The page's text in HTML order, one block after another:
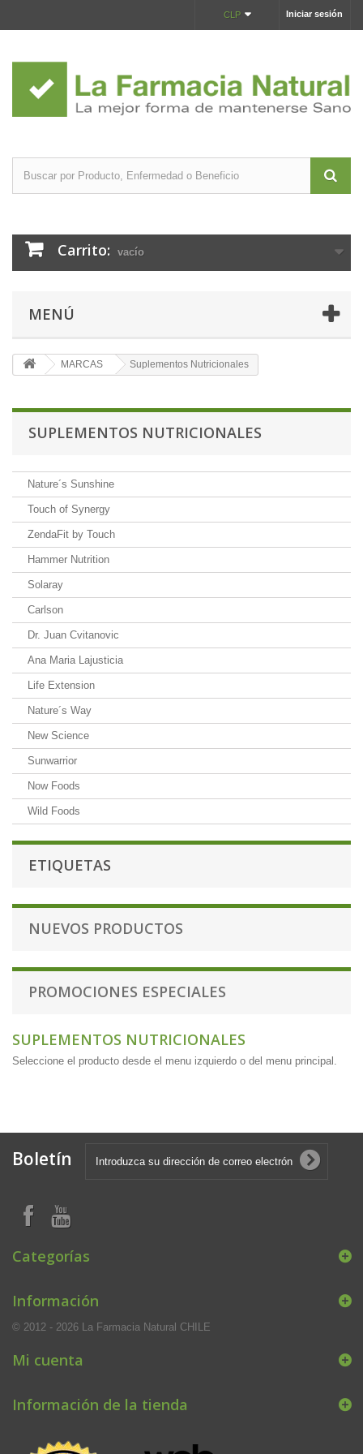
Iniciar sesión
CLP
Carrito: vacío
MENÚ
MARCAS Suplementos Nutricionales
SUPLEMENTOS NUTRICIONALES
Nature´s Sunshine
Touch of Synergy
ZendaFit by Touch
Hammer Nutrition
Solaray
Carlson
Dr. Juan Cvitanovic
Ana Maria Lajusticia
Life Extension
Nature´s Way
New Science
Sunwarrior
Now Foods
Wild Foods
ETIQUETAS
NUEVOS PRODUCTOS
PROMOCIONES ESPECIALES
SUPLEMENTOS NUTRICIONALES
Seleccione el producto desde el menu izquierdo o del menu principal.
Boletín
Categorías
Información
© 2012 - 2026 La Farmacia Natural CHILE
Mi cuenta
Información de la tienda